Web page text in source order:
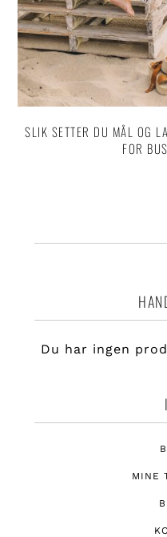
SLIK SETTER DU MÅL OG
FOR
Du har ingen
MINE